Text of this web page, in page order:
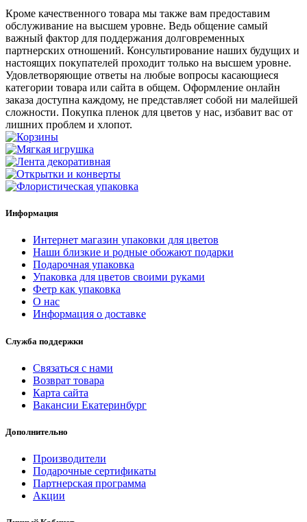
Кроме качественного товара мы также вам предоставим
обслуживание на высшем уровне. Ведь общение самый
важный фактор для поддержания долговременных
партнерских отношений. Консультирование наших будущих и
настоящих покупателей проходит только на высшем уровне.
Удовлетворяющие ответы на любые вопросы касающиеся
категории товара или сайта в общем. Оформление онлайн
заказа доступна каждому, не представляет собой ни малейшей
сложности. Покупка пленок для цветов у нас, избавит вас от
лишних проблем и хлопот.
Информация
Интернет магазин упаковки для цветов
Наши близкие и родные обожают подарки
Подарочная упаковка
Упаковка для цветов своими руками
Фетр как упаковка
О нас
Информация о доставке
Служба поддержки
Связаться с нами
Возврат товара
Карта сайта
Вакансии Екатеринбург
Дополнительно
Производители
Подарочные сертификаты
Партнерская программа
Акции